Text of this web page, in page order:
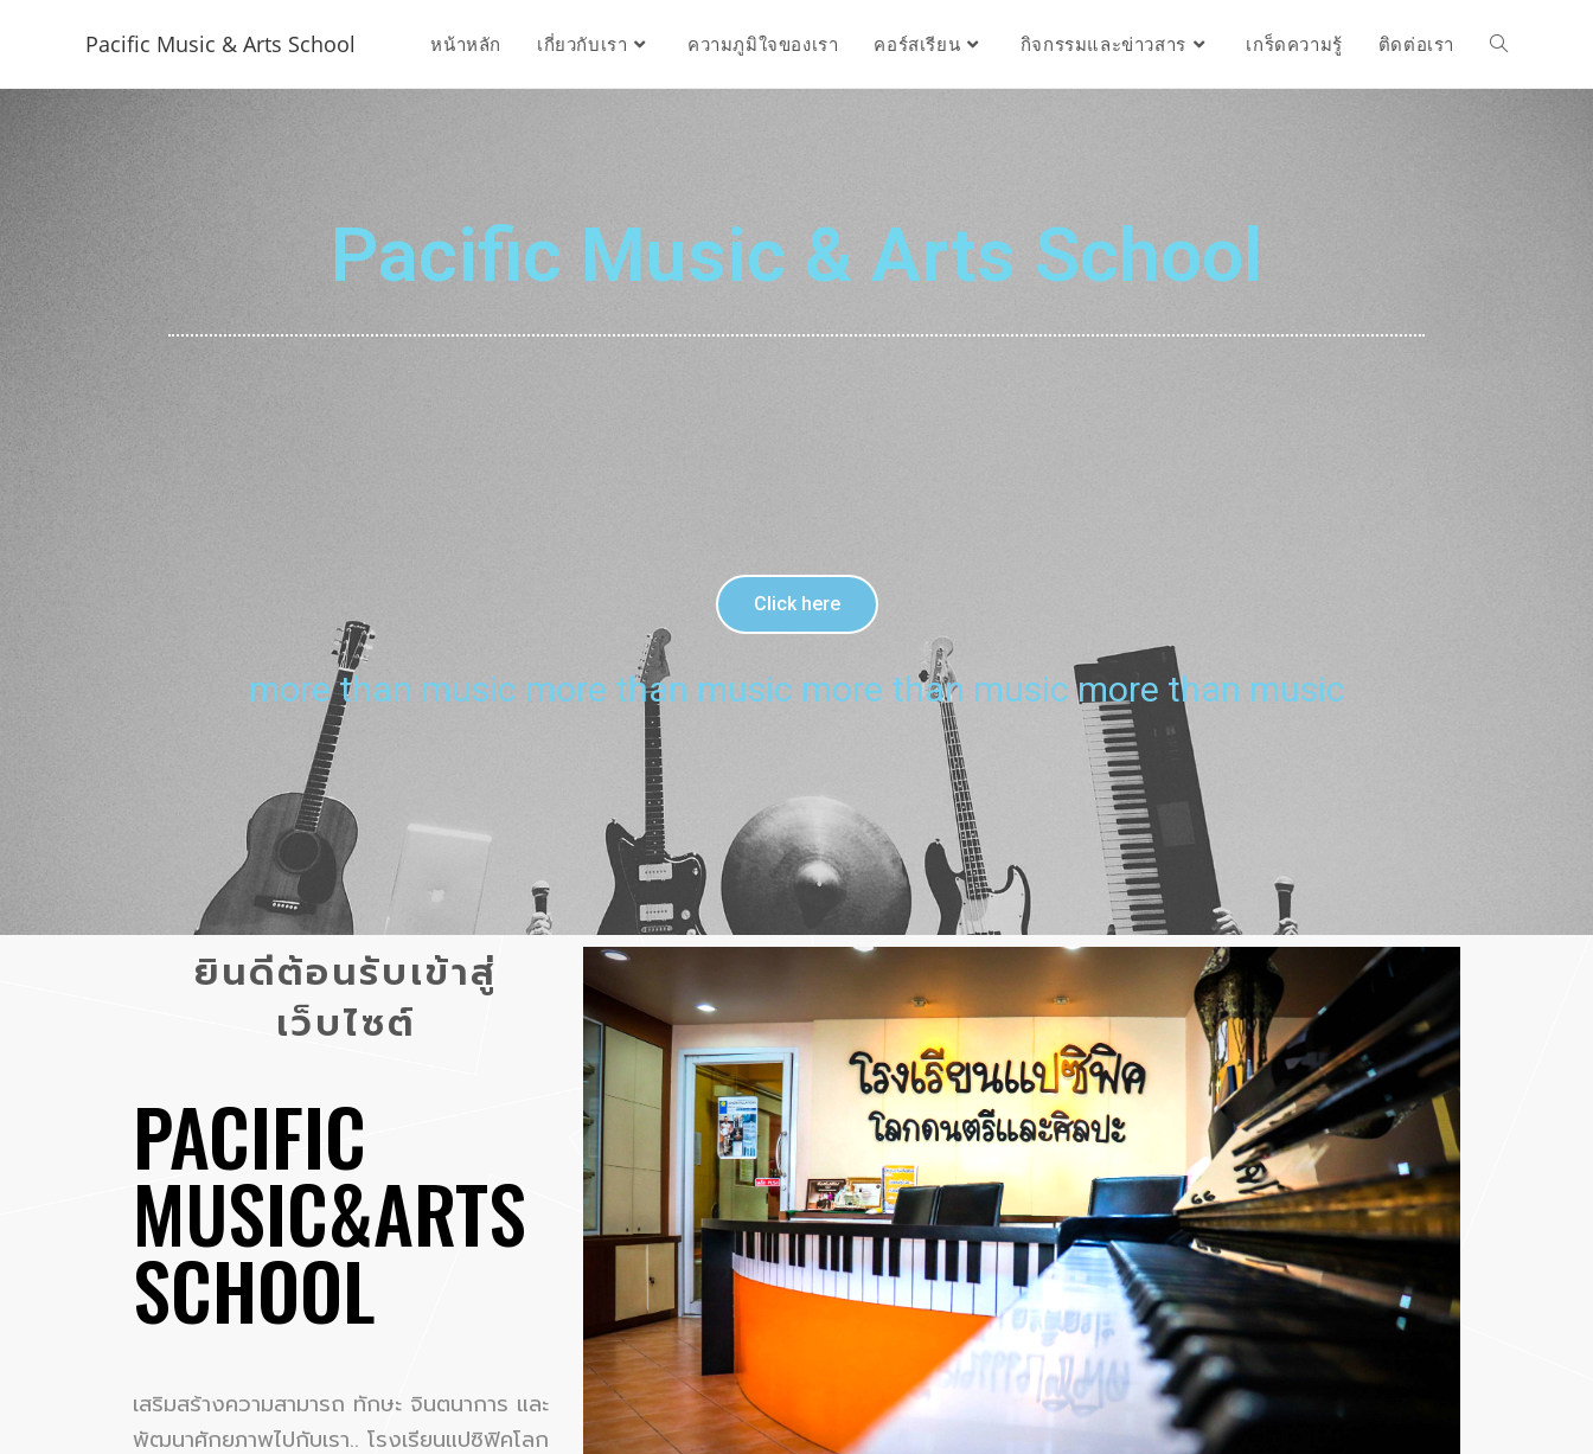
Pacific Music & Arts School หน้าหลัก เกี่ยวกับเรา ความภูมิใจของเรา คอร์สเรียน กิจกรรมและข่าวสาร เกร็ดความรู้ ติดต่อเรา
Pacific Music & Arts School
Click here
more than music more than music more than music more than music
ยินดีต้อนรับเข้าสู่
เว็บไซต์
PACIFIC
MUSIC&ARTS
SCHOOL
เสริมสร้างความสามารถ ทักษะ จินตนาการ และ
พัฒนาศักยภาพไปกับเรา.. โรงเรียนแปซิฟิคโลก